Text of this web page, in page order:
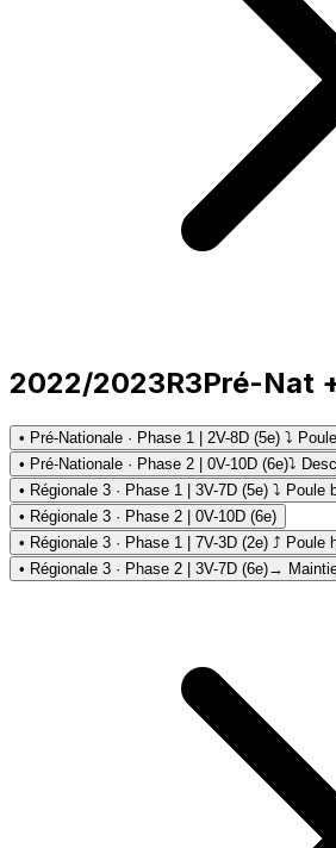
2022/2023R3Pré-Nat
• Pré-Nationale · Phase 1 | 2V-8D (5e) ⤵
• Pré-Nationale · Phase 2 | 0V-10D (6e)⤵
• Régionale 3 · Phase 1 | 3V-7D (5e) ⤵ Poule
• Régionale 3 · Phase 2 | 0V-10D (6e)
• Régionale 3 · Phase 1 | 7V-3D (2e) ⤴ Poule
• Régionale 3 · Phase 2 | 3V-7D (6e)→